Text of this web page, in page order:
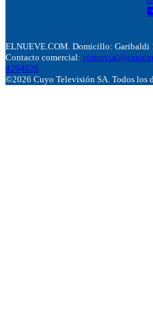
ELNUEVE.COM. Domicillo: Garibaldi
Contacto comercial:
4204020
©2026 Cuyo Televisión SA. Todos los